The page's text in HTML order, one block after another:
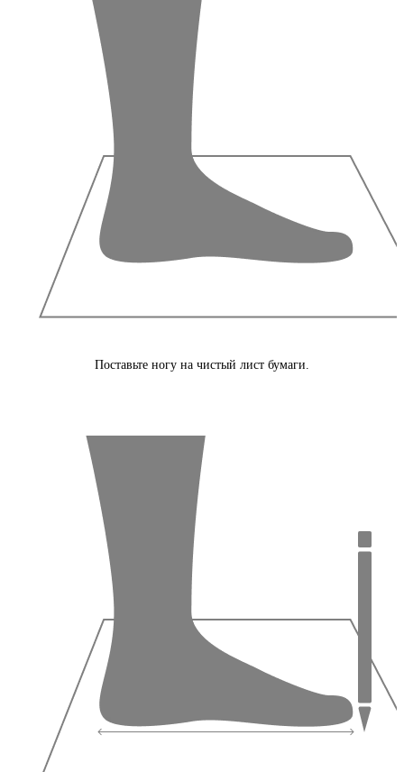
Поставьте ногу на чистый лист бумаги.